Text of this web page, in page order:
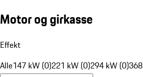
Motor og girkasse
Effekt
Alle147 kW (0)221 kW (0)294 kW (0)